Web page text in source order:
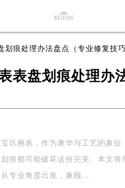
划痕处理办法盘点（专业修复技
表盘划痕处理办
宝玑腕表，作为奢华与工艺的象
划痕都可能破坏这份完美。本文
从专业角度出发，兼顾…